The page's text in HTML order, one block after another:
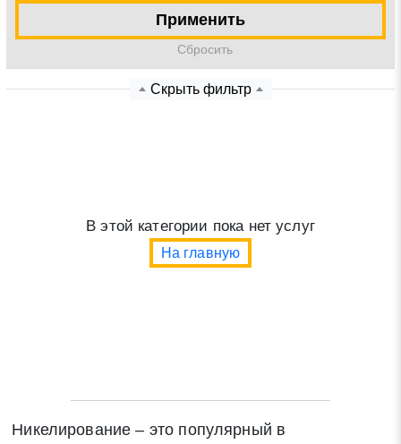
Применить
Cбросить
Скрыть фильтр
В этой категории пока нет услуг
На главную
Никелирование – это популярный в
* - обязательные поля для заполнения
Прикрепить файл (до 20 mb)
соответствии со статьей 9 Федерального закона от 27
июля 2006 г. N 152-ФЗ «О персональных данных», а
также соглашаетесь на информационную рассылку по